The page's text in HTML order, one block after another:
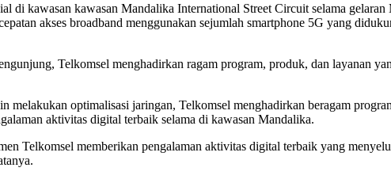
di kawasan kawasan Mandalika International Street Circuit selama
akses broadband menggunakan sejumlah smartphone 5G yang
Telkomsel menghadirkan ragam program, produk, dan layanan
optimalisasi jaringan, Telkomsel menghadirkan beragam
aktivitas digital terbaik selama di kawasan Mandalika.
Telkomsel memberikan pengalaman aktivitas digital terbaik yang